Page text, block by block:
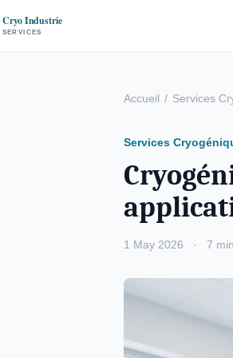
Accueil / Services
Services
1 May 2026 · 7